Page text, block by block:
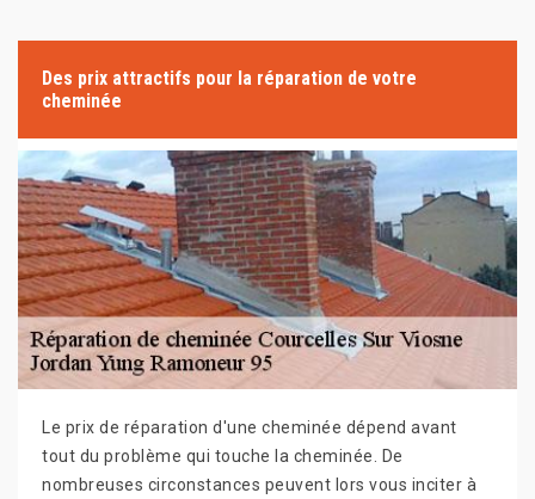
Des prix attractifs pour la réparation de votre
cheminée
Le prix de réparation d'une cheminée dépend avant
tout du problème qui touche la cheminée. De
nombreuses circonstances peuvent lors vous inciter à